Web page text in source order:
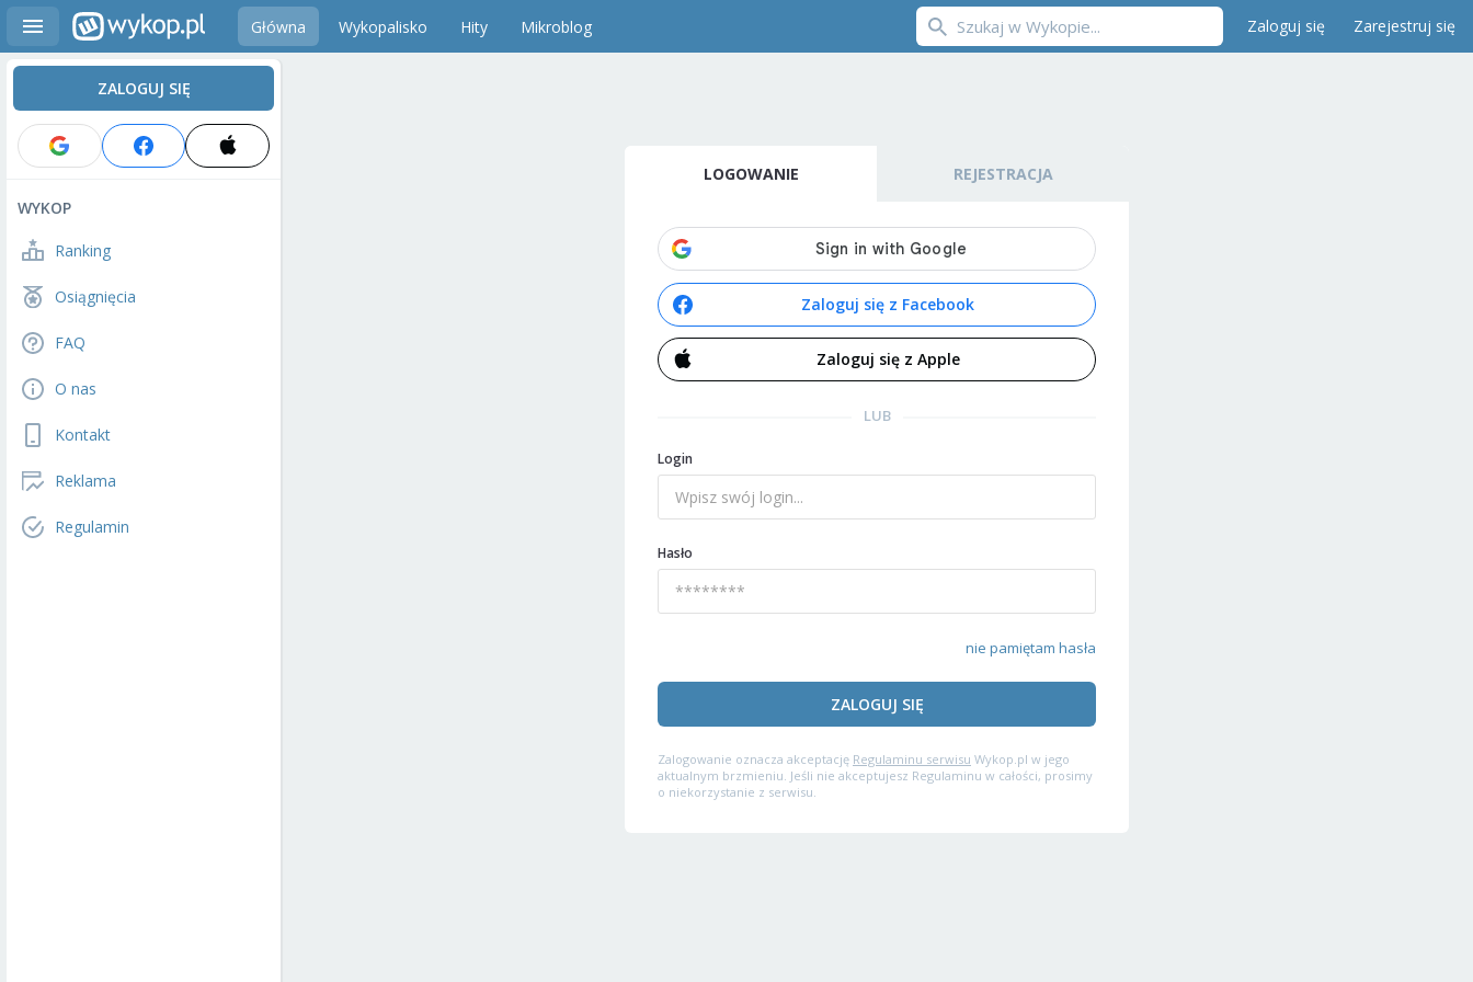
Główna Wykopalisko Hity Mikroblog Zaloguj się Zarejestruj się
ZALOGUJ SIĘ
WYKOP
Ranking
Osiągnięcia
FAQ
O nas
Kontakt
Reklama
Regulamin
LOGOWANIE REJESTRACJA
Zaloguj się z Facebook
Zaloguj się z Apple
LUB
Login
Hasło
nie pamiętam hasła
ZALOGUJ SIĘ
Zalogowanie oznacza akceptację Regulaminu serwisu Wykop.pl w jego
aktualnym brzmieniu. Jeśli nie akceptujesz Regulaminu w całości, prosimy
o niekorzystanie z serwisu.